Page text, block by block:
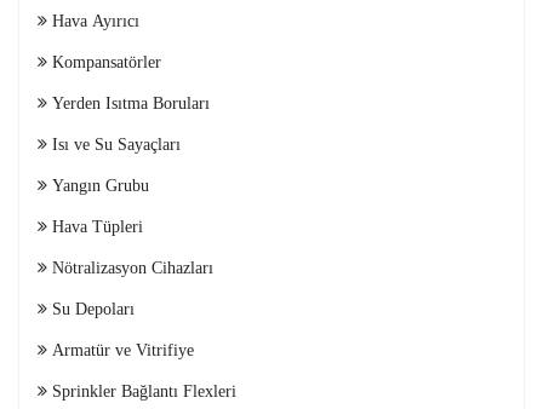
Hava Ayırıcı
Kompansatörler
Yerden Isıtma Boruları
Isı ve Su Sayaçları
Yangın Grubu
Hava Tüpleri
Nötralizasyon Cihazları
Su Depoları
Armatür ve Vitrifiye
Sprinkler Bağlantı Flexleri